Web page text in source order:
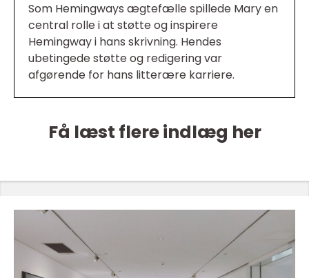
Som Hemingways ægtefælle spillede Mary en
central rolle i at støtte og inspirere
Hemingway i hans skrivning. Hendes
ubetingede støtte og redigering var
afgørende for hans litterære karriere.
Få læst flere indlæg her